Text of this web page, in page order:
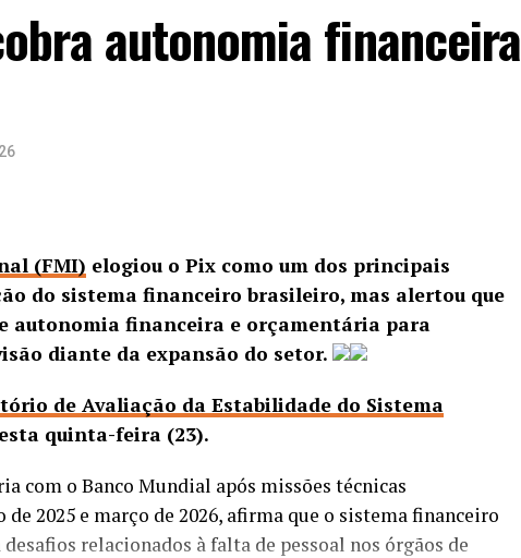
autonomia financeira
(FMI) elogiou o Pix como um dos principais
do sistema financeiro brasileiro, mas alertou que
autonomia financeira e orçamentária para
diante da expansão do setor.
de Avaliação da Estabilidade do Sistema
quinta-feira (23).
com o Banco Mundial após missões técnicas
2025 e março de 2026, afirma que o sistema financeiro
relacionados à falta de pessoal nos órgãos de